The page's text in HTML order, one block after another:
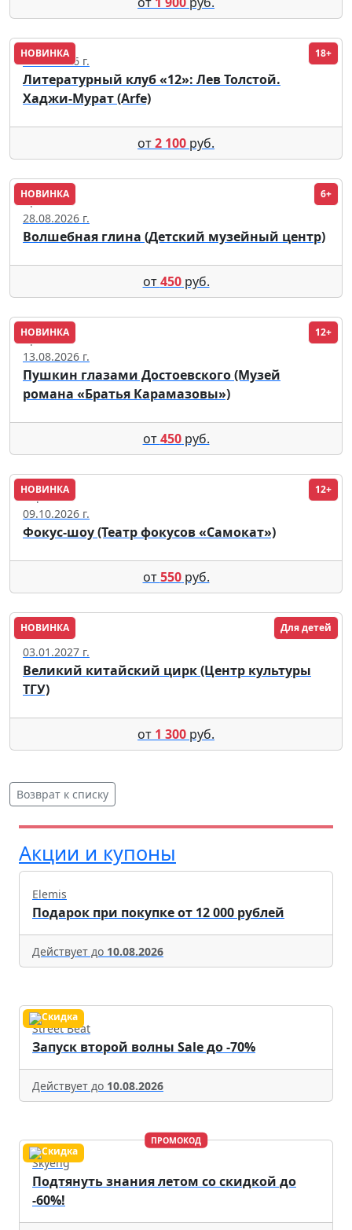
НОВИНКА 18+
25.09.2026 г.
Литературный клуб «12»: Лев Толстой.
Хаджи-Мурат (Arfe)
от2 100 руб.
НОВИНКА 6+
Кремль
28.08.2026 г.
Волшебная глина (Детский музейный центр)
от450руб.
НОВИНКА 12+
Кремль
13.08.2026 г.
Пушкин глазами Достоевского (Музей
романа «Братья Карамазовы»)
от450руб.
НОВИНКА 12+
Саратов
09.10.2026 г.
Фокус-шоу (Театр фокусов «Самокат»)
от550руб.
НОВИНКА Для детей
Томск
03.01.2027 г.
Великий китайский цирк (Центр культуры
ТГУ)
от 1 300 руб.
Возврат к списку
Акции и купоны
Elemis
Подарок при покупке от 12 000 рублей
Действует до 10.08.2026
Street Beat
Запуск второй волны Sale до -70%
Действует до 10.08.2026
ПРОМОКОД
Skyeng
Подтянуть знания летом со скидкой до
-60%!